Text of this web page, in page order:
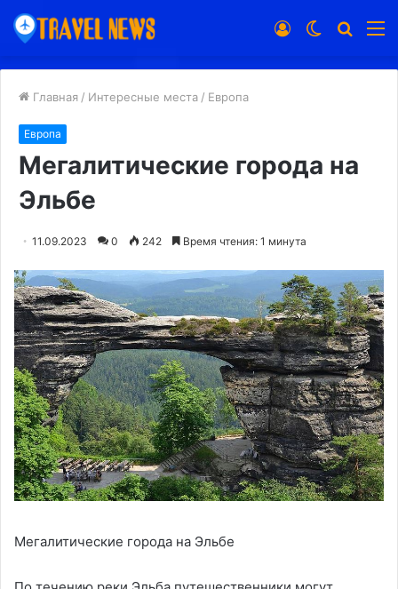
Switch
Войти
Главная / Интересные места / Европа
Европа
Мегалитические города на
Эльбе
11.09.2023 0 242 Время чтения: 1 минута
Мегалитические города на Эльбе